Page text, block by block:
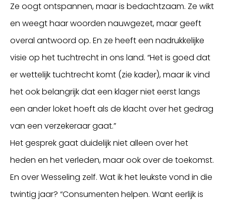
Ze oogt ontspannen, maar is bedachtzaam. Ze wikt
en weegt haar woorden nauwgezet, maar geeft
overal antwoord op. En ze heeft een nadrukkelijke
visie op het tuchtrecht in ons land. “Het is goed dat
er wettelijk tuchtrecht komt (zie kader), maar ik vind
het ook belangrijk dat een klager niet eerst langs
een ander loket hoeft als de klacht over het gedrag
van een verzekeraar gaat.”
Het gesprek gaat duidelijk niet alleen over het
heden en het verleden, maar ook over de toekomst.
En over Wesseling zelf. Wat ik het leukste vond in die
twintig jaar? “Consumenten helpen. Want eerlijk is